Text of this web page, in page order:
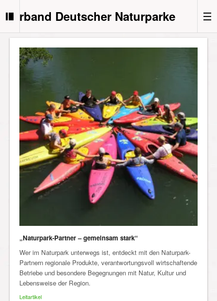
Verband Deutscher Naturparke
„Naturpark-Partner – gemeinsam stark“
Wer im Naturpark unterwegs ist, entdeckt mit den Naturpark-
Partnern regionale Produkte, verantwortungsvoll wirtschaftende
Betriebe und besondere Begegnungen mit Natur, Kultur und
Lebensweise der Region.
Leitartikel